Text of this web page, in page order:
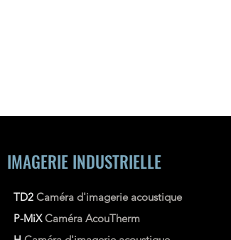
IMAGERIE INDUSTRIELLE
TD2 Caméra d'imagerie acoustique
P-MiXCaméra AcouTherm